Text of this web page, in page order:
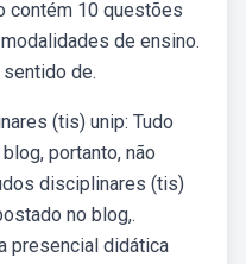
contém 10 questões
de ensino.
de.
(tis) unip: Tudo
portanto, não
disciplinares (tis)
no blog,.
presencial didática